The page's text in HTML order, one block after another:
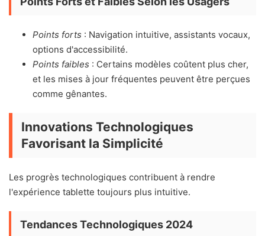
Points forts : Navigation intuitive, assistants vocaux,
options d'accessibilité.
Points faibles : Certains modèles coûtent plus cher,
et les mises à jour fréquentes peuvent être perçues
comme gênantes.
Innovations Technologiques
Favorisant la Simplicité
Les progrès technologiques contribuent à rendre
l'expérience tablette toujours plus intuitive.
Tendances Technologiques 2024